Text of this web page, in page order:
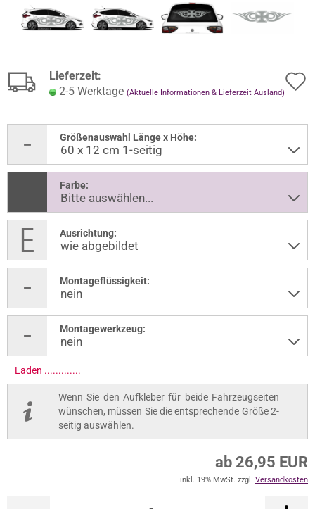
Lieferzeit:
2-5 Werktage (Aktuelle Informationen & Lieferzeit Ausland)
Größenauswahl Länge x Höhe:
Farbe:
Ausrichtung:
Montageflüssigkeit:
Montagewerkzeug:
Laden .............
Wenn Sie den Aufkleber für beide Fahrzeugseiten
wünschen, müssen Sie die entsprechende Größe 2-
seitig auswählen.
ab 26,95 EUR
inkl. 19% MwSt. zzgl. Versandkosten